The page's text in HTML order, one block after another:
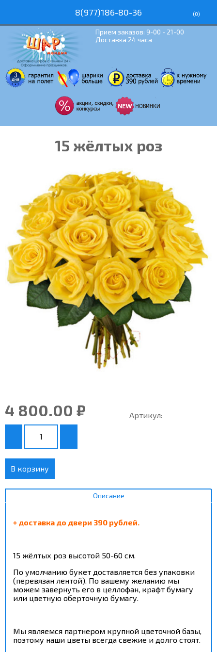
8(977)186-80-36 (0)
Прием заказов: 9-00 - 21-00
Доставка 24 часа
15 жёлтых роз
4 800.00 ₽ Артикул:
В корзину
Описание
+ доставка до двери 390 рублей.
15 жёлтых роз высотой 50-60 см.
По умолчанию букет доставляется без упаковки
(перевязан лентой). По вашему желанию мы
можем завернуть его в целлофан, крафт бумагу
или цветную оберточную бумагу.
Мы являемся партнером крупной цветочной базы,
поэтому наши цветы всегда свежие и долго стоят.